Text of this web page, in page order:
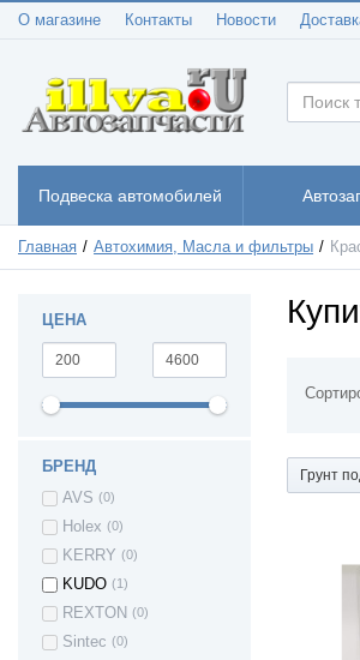
О магазине Контакты Новости
Подвеска автомобилей
Главная Автохимия, Масла и фильтры
ЦЕНА
БРЕНД
AVS (0)
Holex (0)
KERRY (0)
KUDO (1)
REXTON (0)
Sintec (0)
Грунт